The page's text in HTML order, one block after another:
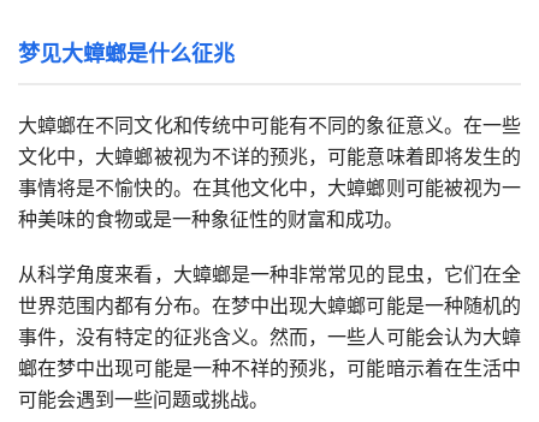
梦见大蟑螂是什么征兆
大蟑螂在不同文化和传统中可能有不同的象征意义。在一些
文化中，大蟑螂被视为不详的预兆，可能意味着即将发生的
事情将是不愉快的。在其他文化中，大蟑螂则可能被视为一
种美味的食物或是一种象征性的财富和成功。
从科学角度来看，大蟑螂是一种非常常见的昆虫，它们在全
世界范围内都有分布。在梦中出现大蟑螂可能是一种随机的
事件，没有特定的征兆含义。然而，一些人可能会认为大蟑
螂在梦中出现可能是一种不祥的预兆，可能暗示着在生活中
可能会遇到一些问题或挑战。